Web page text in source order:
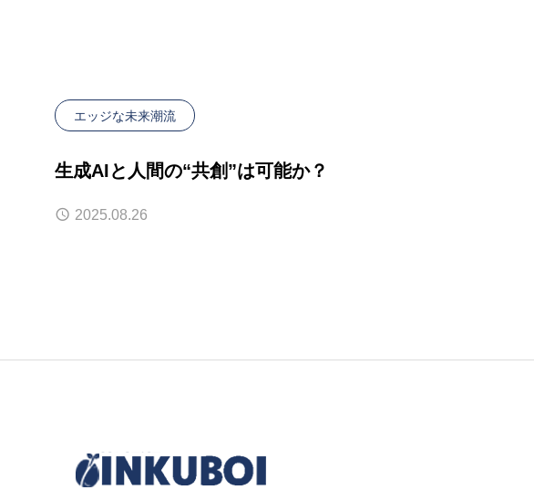
エッジな未来潮流
生成AIと人間の“共創”は可能か？
2025.08.26